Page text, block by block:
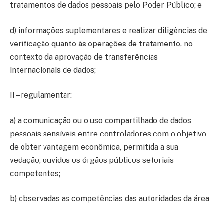
tratamentos de dados pessoais pelo Poder Público; e
d) informações suplementares e realizar diligências de
verificação quanto às operações de tratamento, no
contexto da aprovação de transferências
internacionais de dados;
II – regulamentar:
a) a comunicação ou o uso compartilhado de dados
pessoais sensíveis entre controladores com o objetivo
de obter vantagem econômica, permitida a sua
vedação, ouvidos os órgãos públicos setoriais
competentes;
b) observadas as competências das autoridades da área